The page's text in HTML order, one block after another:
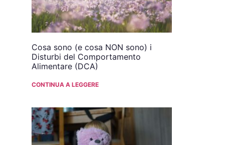
Cosa sono (e cosa NON sono) i
Disturbi del Comportamento
Alimentare (DCA)
CONTINUA A LEGGERE